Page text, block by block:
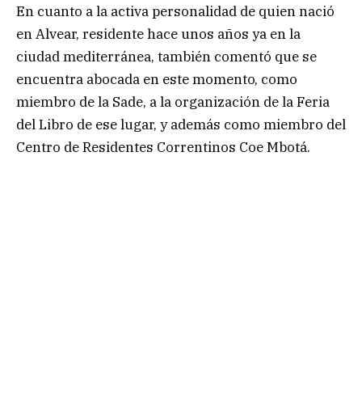
En cuanto a la activa personalidad de quien nació
en Alvear, residente hace unos años ya en la
ciudad mediterránea, también comentó que se
encuentra abocada en este momento, como
miembro de la Sade, a la organización de la Feria
del Libro de ese lugar, y además como miembro del
Centro de Residentes Correntinos Coe Mbotá.